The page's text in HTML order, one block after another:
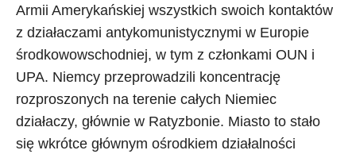
Armii Amerykańskiej wszystkich swoich kontaktów
z działaczami antykomunistycznymi w Europie
środkowowschodniej, w tym z członkami OUN i
UPA. Niemcy przeprowadzili koncentrację
rozproszonych na terenie całych Niemiec
działaczy, głównie w Ratyzbonie. Miasto to stało
się wkrótce głównym ośrodkiem działalności